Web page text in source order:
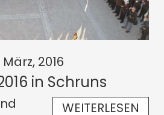
2016
in Schruns
WEITERLESEN